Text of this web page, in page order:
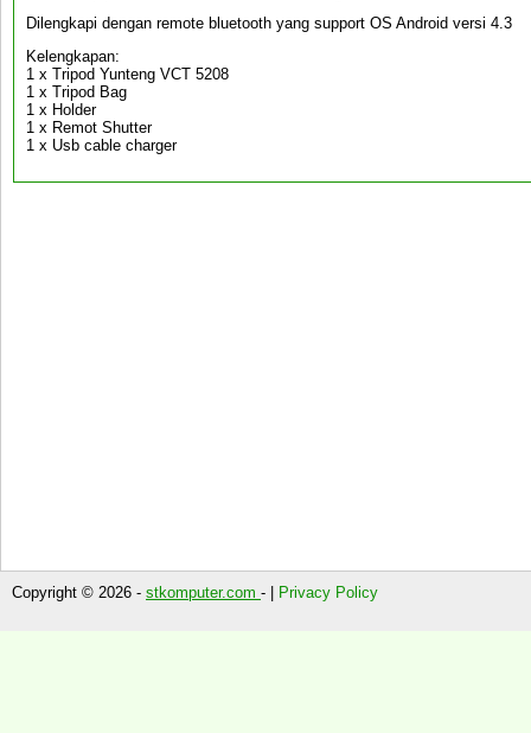
Dilengkapi dengan remote bluetooth yang support OS Android versi 4.3
Kelengkapan:
1 x Tripod Yunteng VCT 5208
1 x Tripod Bag
1 x Holder
1 x Remot Shutter
1 x Usb cable charger
Copyright © 2026 - stkomputer.com - | Privacy Policy